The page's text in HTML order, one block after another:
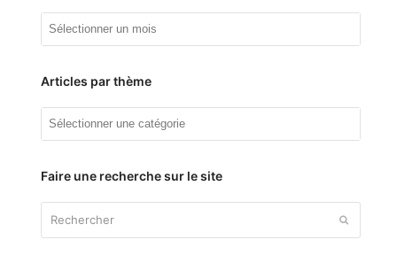
Articles par thème
Articles
Faire une recherche sur le site